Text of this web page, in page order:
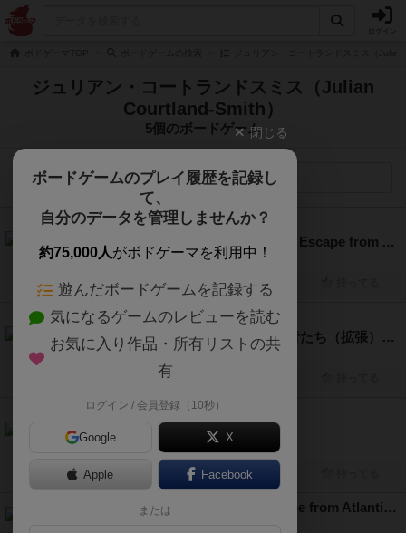
ジュリアン・コートランドスミス（Julian
Courtland-Smith）
5個のボードゲーム
検索メニュー
6.3
アイランド / サバイブ！（Survive: Escape from Atlantis!）
2人～4人 60分前後 8歳～ 1982年～
興味あり 経験あり お気に入り
6.0
アイランド：イカとイルカと冒険者たち（拡張）（Survive: Dolphins & Squids & 5-6 Players...Oh My!）
経験あり
6.1
アイランド（Survive The Island）
45分前後
興味あり お気に入り
アトランティスからの脱出（Escape from Atlantis）
閉じる
ボードゲームのプレイ履歴を記録し
て、
自分のデータを管理しませんか？
約75,000人がボドゲーマを利用中！
遊んだボードゲームを記録する
気になるゲームのレビューを読む
お気に入り作品・所有リストの共
有
ログイン / 会員登録（10秒）
Google X
Apple Facebook
または